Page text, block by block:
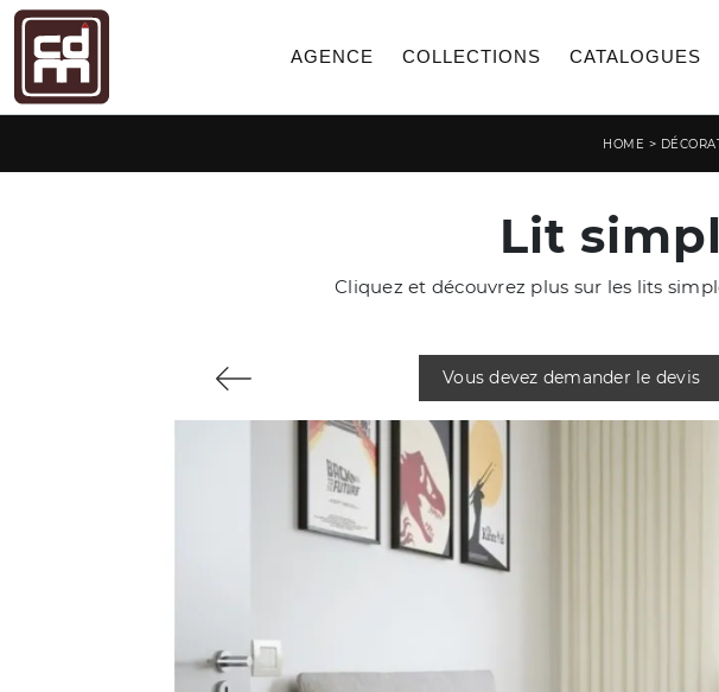
AGENCE COLLECTIONS CATALOGUES
HOME >
Lit
Cliquez et découvrez plus sur les lits
Vous devez demander le devis